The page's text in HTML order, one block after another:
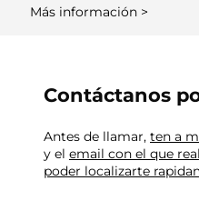
Más información >
Contáctanos
Antes de llamar, ten a
y el email con el que
poder localizarte